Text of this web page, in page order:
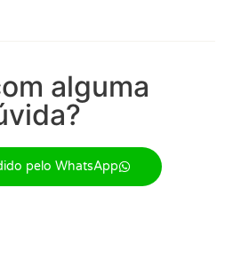
alguma
pelo WhatsApp